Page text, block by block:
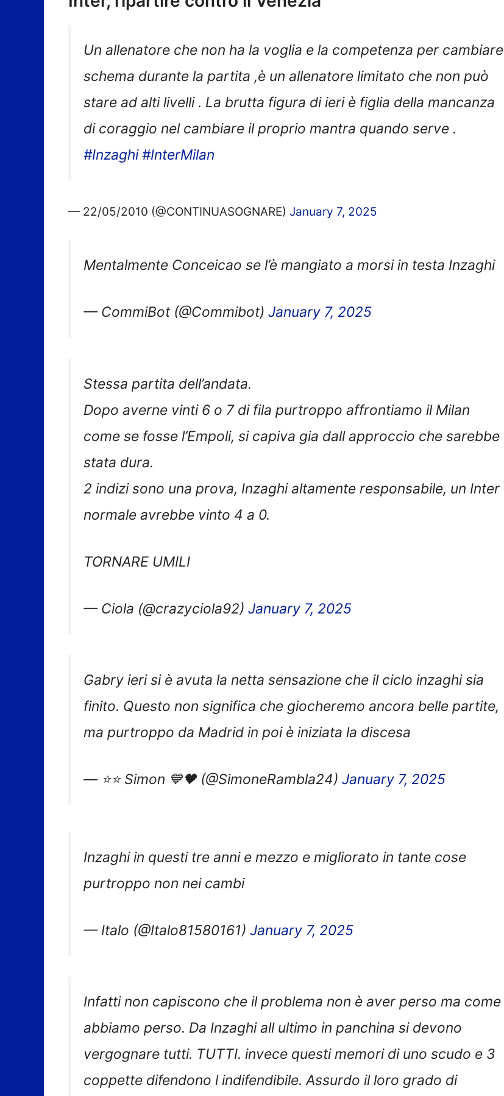
Un allenatore che non ha la voglia e la competenza per cambiare
schema durante la partita ,è un allenatore limitato che non può
stare ad alti livelli . La brutta figura di ieri è figlia della mancanza
di coraggio nel cambiare il proprio mantra quando serve .
#Inzaghi #InterMilan
— 22/05/2010 (@CONTINUASOGNARE) January 7, 2025
Mentalmente Conceicao se l’è mangiato a morsi in testa Inzaghi
— CommiBot (@Commibot) January 7, 2025
Stessa partita dell’andata.
Dopo averne vinti 6 o 7 di fila purtroppo affrontiamo il Milan
come se fosse l’Empoli, si capiva gia dall approccio che sarebbe
stata dura.
2 indizi sono una prova, Inzaghi altamente responsabile, un Inter
normale avrebbe vinto 4 a 0.
TORNARE UMILI
— Ciola (@crazyciola92) January 7, 2025
Gabry ieri si è avuta la netta sensazione che il ciclo inzaghi sia
finito. Questo non significa che giocheremo ancora belle partite,
ma purtroppo da Madrid in poi è iniziata la discesa
— ⭐️⭐️ Simon 💙🖤 (@SimoneRambla24) January 7, 2025
Inzaghi in questi tre anni e mezzo e migliorato in tante cose
purtroppo non nei cambi
— Italo (@Italo81580161) January 7, 2025
Infatti non capiscono che il problema non è aver perso ma come
abbiamo perso. Da Inzaghi all ultimo in panchina si devono
vergognare tutti. TUTTI. invece questi memori di uno scudo e 3
coppette difendono l indifendibile. Assurdo il loro grado di